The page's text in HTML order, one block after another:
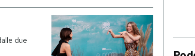
due